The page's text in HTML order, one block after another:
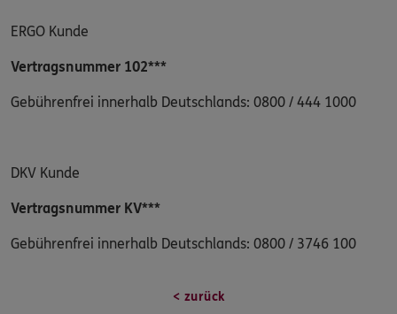
ERGO Kunde
Vertragsnummer 102***
Gebührenfrei innerhalb Deutschlands: 0800 / 444 1000
DKV Kunde
Vertragsnummer KV***
Gebührenfrei innerhalb Deutschlands: 0800 / 3746 100
< zurück